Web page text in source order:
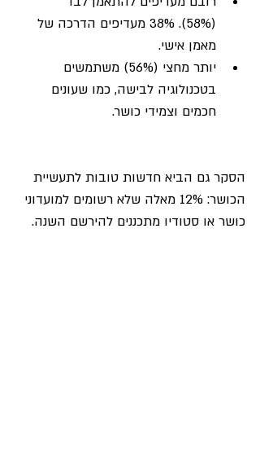
(58%). 38% מעדיפים הדרכה של
מאמן אישי.
יותר מחצי (56%) משתמשים
בטכנולוגיה לבישה, כמו שעונים
חכמים וצמידי כושר.
הסקר גם הביא חדשות טובות לתעשיית
הכושר: 12% מאלה שלא רשומים למועדוני
כושר או סטודיו מתכננים להירשם השנה.